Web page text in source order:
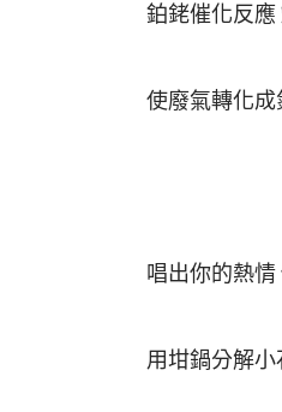
鉑銠催化反
使廢氣轉化
唱出你的熱
用坩鍋分解